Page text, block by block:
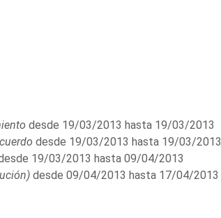
desde 19/03/2013 hasta 19/03/2013
desde 19/03/2013 hasta 19/03/2013
19/03/2013 hasta 09/04/2013
desde 09/04/2013 hasta 17/04/2013